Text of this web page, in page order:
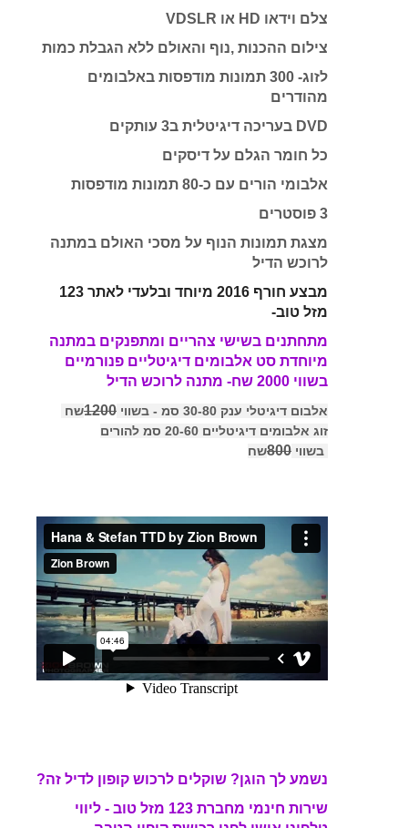
3 פוסטרים
מצגת תמונות הנוף על מסכי האולם במתנה
מזל טוב-
מתחתנים בשישי צהריים ומתפנקים במתנה
מיוחדת סט אלבומים דיגיטליים פנורמיים
בשווי 2000 שח- מתנה לרוכש הדיל
אלבום דיגיטלי ענק 30-80 סמ - בשווי 1200 שח
נשמע לך הוגן?שוקלים לרכוש קופון לדיל זה?
שירות חינמי מחברת 123 מזל טוב - ליווי
חייגו אלינו-04-6112340 או שלחו לנו מייל